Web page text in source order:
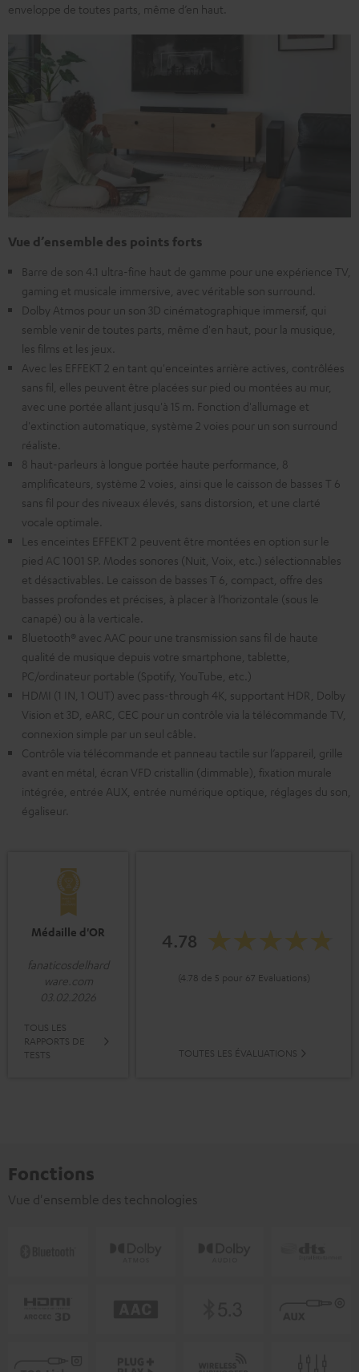
enveloppe de toutes parts, même d’en haut.
Vue d’ensemble des points forts
Barre de son 4.1 ultra-fine haut de gamme pour une expérience TV,
gaming et musicale immersive, avec véritable son surround.
Dolby Atmos pour un son 3D cinématographique immersif, qui
semble venir de toutes parts, même d'en haut, pour la musique,
les films et les jeux.
Avec les EFFEKT 2 en tant qu'enceintes arrière actives, contrôlées
sans fil, elles peuvent être placées sur pied ou montées au mur,
avec une portée allant jusqu'à 15 m. Fonction d'allumage et
d'extinction automatique, système 2 voies pour un son surround
réaliste.
8 haut-parleurs à longue portée haute performance, 8
amplificateurs, système 2 voies, ainsi que le caisson de basses T 6
sans fil pour des niveaux élevés, sans distorsion, et une clarté
vocale optimale.
Les enceintes EFFEKT 2 peuvent être montées en option sur le
pied AC 1001 SP. Modes sonores (Nuit, Voix, etc.) sélectionnables
et désactivables. Le caisson de basses T 6, compact, offre des
basses profondes et précises, à placer à l’horizontale (sous le
canapé) ou à la verticale.
Bluetooth® avec AAC pour une transmission sans fil de haute
qualité de musique depuis votre smartphone, tablette,
PC/ordinateur portable (Spotify, YouTube, etc.)
HDMI (1 IN, 1 OUT) avec pass-through 4K, supportant HDR, Dolby
Vision et 3D, eARC, CEC pour un contrôle via la télécommande TV,
connexion simple par un seul câble.
Contrôle via télécommande et panneau tactile sur l’appareil, grille
avant en métal, écran VFD cristallin (dimmable), fixation murale
intégrée, entrée AUX, entrée numérique optique, réglages du son,
égaliseur.
Médaille d'OR
fanaticosdelhard
ware.com
03.02.2026
TOUS LES
RAPPORTS DE
TESTS
4.78
(4.78 de 5 pour 67 Evaluations)
TOUTES LES ÉVALUATIONS
Fonctions
Vue d'ensemble des technologies